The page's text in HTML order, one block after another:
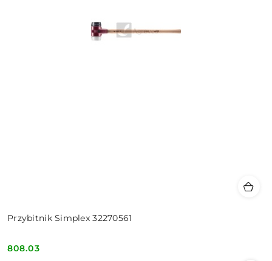
Przybitnik Simplex 32270561
Cena:
808.03